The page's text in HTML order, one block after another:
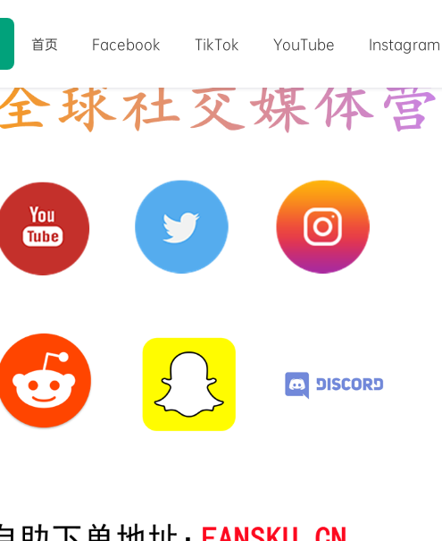
首页 Facebook TikTok YouTube Instagram